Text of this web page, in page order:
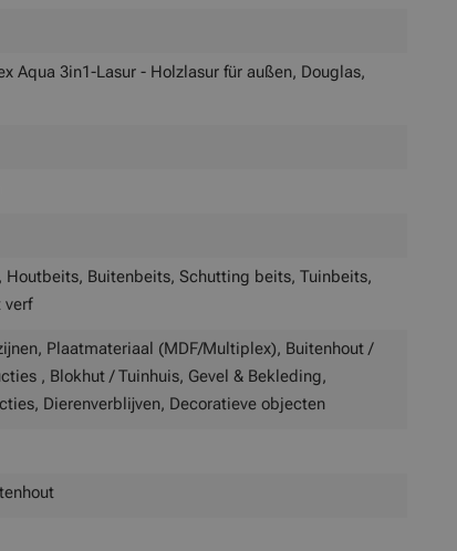
Aqua 3in1-Lasur - Holzlasur für außen, Douglas,
Houtbeits, Buitenbeits, Schutting beits, Tuinbeits,
verf
Plaatmateriaal (MDF/Multiplex), Buitenhout /
, Blokhut / Tuinhuis, Gevel & Bekleding,
Dierenverblijven, Decoratieve objecten